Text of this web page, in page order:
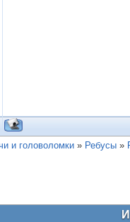
и головоломки » Ребусы »